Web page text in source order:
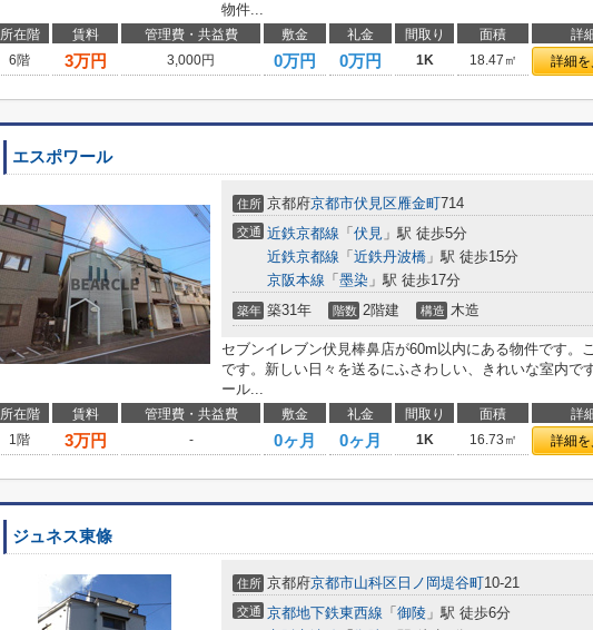
物件...
所在階 賃料 管理費・共益費 敷金 礼金 間取り 面積 詳
6階
3万円 3,000円 0万円 0万円 1K 18.47㎡ 詳細を
エスポワール
住所 京都府京都市伏見区雁金町714
交通 近鉄京都線 「 伏見 」駅 徒歩5分
近鉄京都線 「 近鉄丹波橋 」駅 徒歩15分
京阪本線 「 墨染 」駅 徒歩17分
築年 築31年 階数 2階建 構造 木造
セブンイレブン伏見棒鼻店が60m以内にある物件です。
です。新しい日々を送るにふさわしい、きれいな室内で
ール...
所在階 賃料 管理費・共益費 敷金 礼金 間取り 面積 詳
1階
3万円 - 0ヶ月 0ヶ月 1K 16.73㎡ 詳細を
ジュネス東條
住所 京都府京都市山科区 日ノ岡堤谷町10-21
交通 京都地下鉄東西線 「 御陵 」駅 徒歩6分